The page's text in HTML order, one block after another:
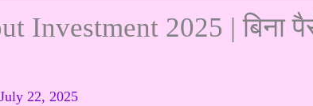
Investment 2025 | बिना
July 22, 2025